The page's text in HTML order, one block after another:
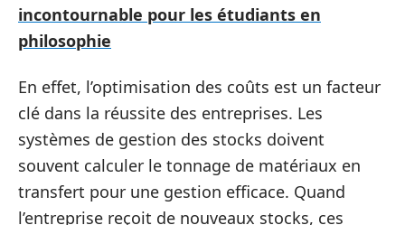
incontournable pour les étudiants en
philosophie
En effet, l’optimisation des coûts est un facteur
clé dans la réussite des entreprises. Les
systèmes de gestion des stocks doivent
souvent calculer le tonnage de matériaux en
transfert pour une gestion efficace. Quand
l’entreprise reçoit de nouveaux stocks, ces